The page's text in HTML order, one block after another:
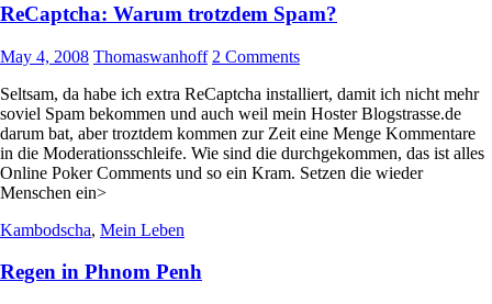
ReCaptcha: Warum trotzdem Spam?
May 4, 2008 Thomaswanhoff 2 Comments
Seltsam, da habe ich extra ReCaptcha installiert, damit ich nicht mehr
soviel Spam bekommen und auch weil mein Hoster Blogstrasse.de
darum bat, aber troztdem kommen zur Zeit eine Menge Kommentare
in die Moderationsschleife. Wie sind die durchgekommen, das ist alles
Online Poker Comments und so ein Kram. Setzen die wieder
Menschen ein>
Kambodscha, Mein Leben
Regen in Phnom Penh